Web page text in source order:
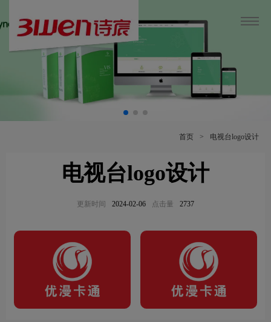
首页 > 电视台logo设计
电视台logo设计
更新时间 2024-02-06 点击量 2737